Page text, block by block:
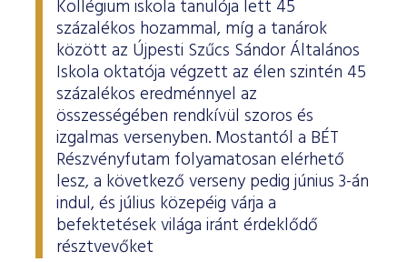
Kollégium iskola tanulója lett 45
százalékos hozammal, míg a tanárok
között az Újpesti Szűcs Sándor Általános
Iskola oktatója végzett az élen szintén 45
százalékos eredménnyel az
összességében rendkívül szoros és
izgalmas versenyben. Mostantól a BÉT
Részvényfutam folyamatosan elérhető
lesz, a következő verseny pedig június 3-án
indul, és július közepéig várja a
befektetések világa iránt érdeklődő
résztvevőket